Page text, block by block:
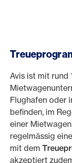
Avis ist mit rund
Flughafen oder
befinden, im
einer
regelmässig
mit dem
akzeptiert